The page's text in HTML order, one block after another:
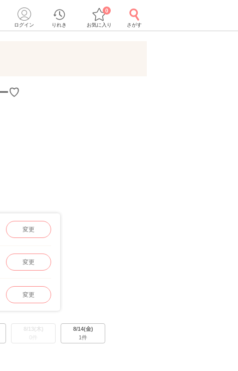
ログイン りれき お気に入り
0
さがす
♡
変更
変更
変更
8/13(木)
0件
8/14(金)
1件